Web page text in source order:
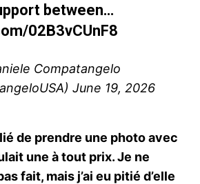
between…
02B3vCUnF8
Compatangelo
June 19, 2026
de prendre une photo avec
une à tout prix. Je ne
fait, mais j’ai eu pitié d’elle